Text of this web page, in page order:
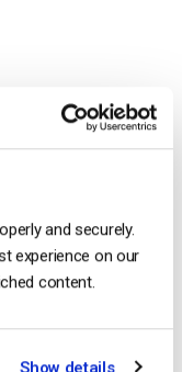
and securely.
experience on our
content.
Show details